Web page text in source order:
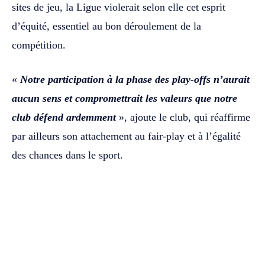
sites de jeu, la Ligue violerait selon elle cet esprit
d’équité, essentiel au bon déroulement de la
compétition.
« Notre participation à la phase des play-offs n’aurait
aucun sens et compromettrait les valeurs que notre
club défend ardemment », ajoute le club, qui réaffirme
par ailleurs son attachement au fair-play et à l’égalité
des chances dans le sport.